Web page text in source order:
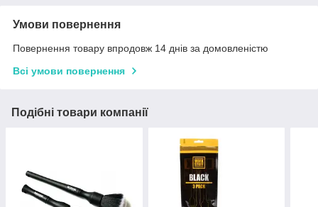
Умови повернення
Повернення товару впродовж 14 днів за домовленістю
Всі умови повернення
Подібні товари компанії